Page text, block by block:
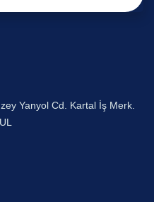
Yanyol Cd. Kartal İş Merk.